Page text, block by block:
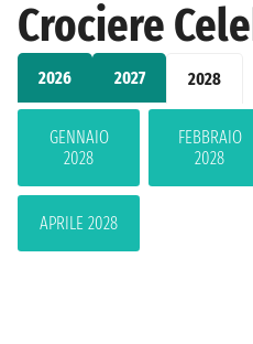
Crociere
2026 2027 2028
GENNAIO
2028
FEBBRAIO
2028
APRILE 2028